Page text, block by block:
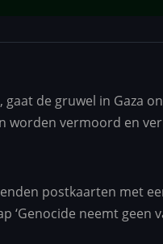
de gruwel in Gaza
worden vermoord en
postkaarten met
‘Genocide neemt